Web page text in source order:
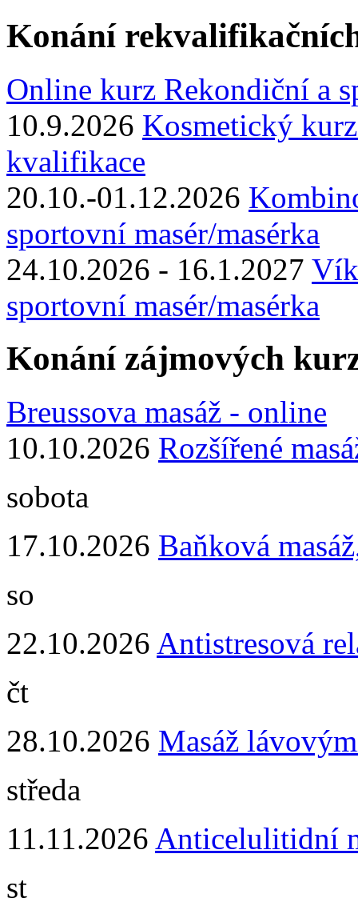
Konání
Online kurz Rekondiční a
10.9.2026 Kosmetický
kvalifikace
20.10.-01.12.2026
sportovní masér/masérka
24.10.2026 - 16.1.2027
sportovní masér/masérka
Konání zájmových
Breussova masáž - online
10.10.2026 Rozšířené
sobota
17.10.2026 Baňková
so
22.10.2026 Antistresová
čt
28.10.2026 Masáž
středa
11.11.2026 Anticelulitidní
st